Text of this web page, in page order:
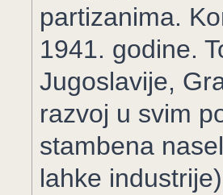
partizanima.
1941. godine.
Jugoslavije,
razvoj u svim
stambena
lahke